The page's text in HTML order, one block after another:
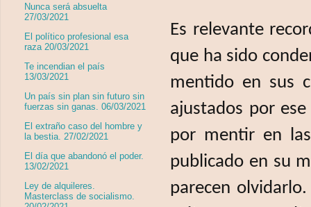
Es relevante
que ha sido
mentido en sus
ajustados por
por mentir en
publicado en su
parecen
Nunca será absuelta
27/03/2021
El político profesional esa
raza 20/03/2021
Te incendian el país
13/03/2021
Un país sin plan sin futuro sin
fuerzas sin ganas. 06/03/2021
El extraño caso del hombre y
la bestia. 27/02/2021
El día que abandonó el poder.
13/02/2021
Ley de alquileres.
Masterclass de socialismo.